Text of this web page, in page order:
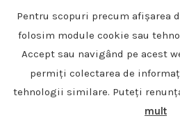
PMD Permundum 2022 © Toate
with Love by
Pentru scopuri precum afișarea
folosim module cookie sau
Accept sau navigând pe acest
permiți colectarea de
tehnologii similare. Puteți
mult